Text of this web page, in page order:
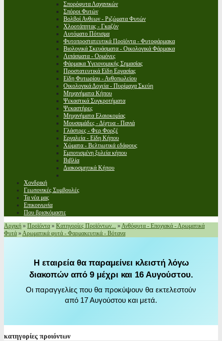
Σπορόφυτα Λαχανικών
Σπόροι Φυτών
Βολβοί Ανθεων - Ριζώματα Φυτών
Χλοοτάπητας - Γκαζόν
Αυτόματο Πότισμα
Φυτοπροστατευτικά Προϊόντα - Φυτοφάρμακα
Βιολογικά Σκευάσματα - Οικολογικά Φάρμακα
Λιπάσματα - Ορμόνες
Φάρμακα Υγειονομικής Σημασίας
Προστατευτικά Είδη Εργασίας
Είδη Φυτωρίου - Ανθοπωλείου
Οικολογικά Δοχεία - Πυρίμαχα Σκεύη
Μηχανήματα Κήπου
Ψεκαστικά Συγκροτήματα
Ψεκαστήρες
Μηχανήματα Ελαιοκομίας
Μουσαμάδες - Δίχτυα - Πανιά
Γλάστρες - Φερ Φορζέ
Εργαλεία - Είδη Κήπου
Χώματα - Βελτιωτικά εδάφους
Εμποτισμένη ξυλεία κήπου
Βιβλία
Διακοσμητικά Κήπου
Χονδρική
Γεωπονικές Συμβουλές
Τα νέα μας
Επικοινωνία
Που βρισκόμαστε
Αρχική » Προϊόντα » Κατηγορίες Προϊόντων... »Ανθόφυτα - Εποχιακά - Αρωματικά
Φυτά »Αρωματικά φυτά - Φαρμακευτικά - Βότανα
Η εταιρεία θα παραμείνει κλειστή λόγω
διακοπών από 9 μέχρι και 16 Αυγούστου.
Οι παραγγελίες που θα προκύψουν θα εκτελεστούν
από 17 Αυγούστου και μετά.
κατηγορίες προιόντων